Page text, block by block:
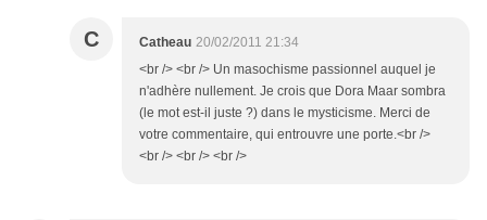
C Catheau 20/02/2011 21:34
<br /> <br /> Un masochisme passionnel auquel je
n'adhère nullement. Je crois que Dora Maar sombra
(le mot est-il juste ?) dans le mysticisme. Merci de
votre commentaire, qui entrouvre une porte.<br />
<br /> <br /> <br />